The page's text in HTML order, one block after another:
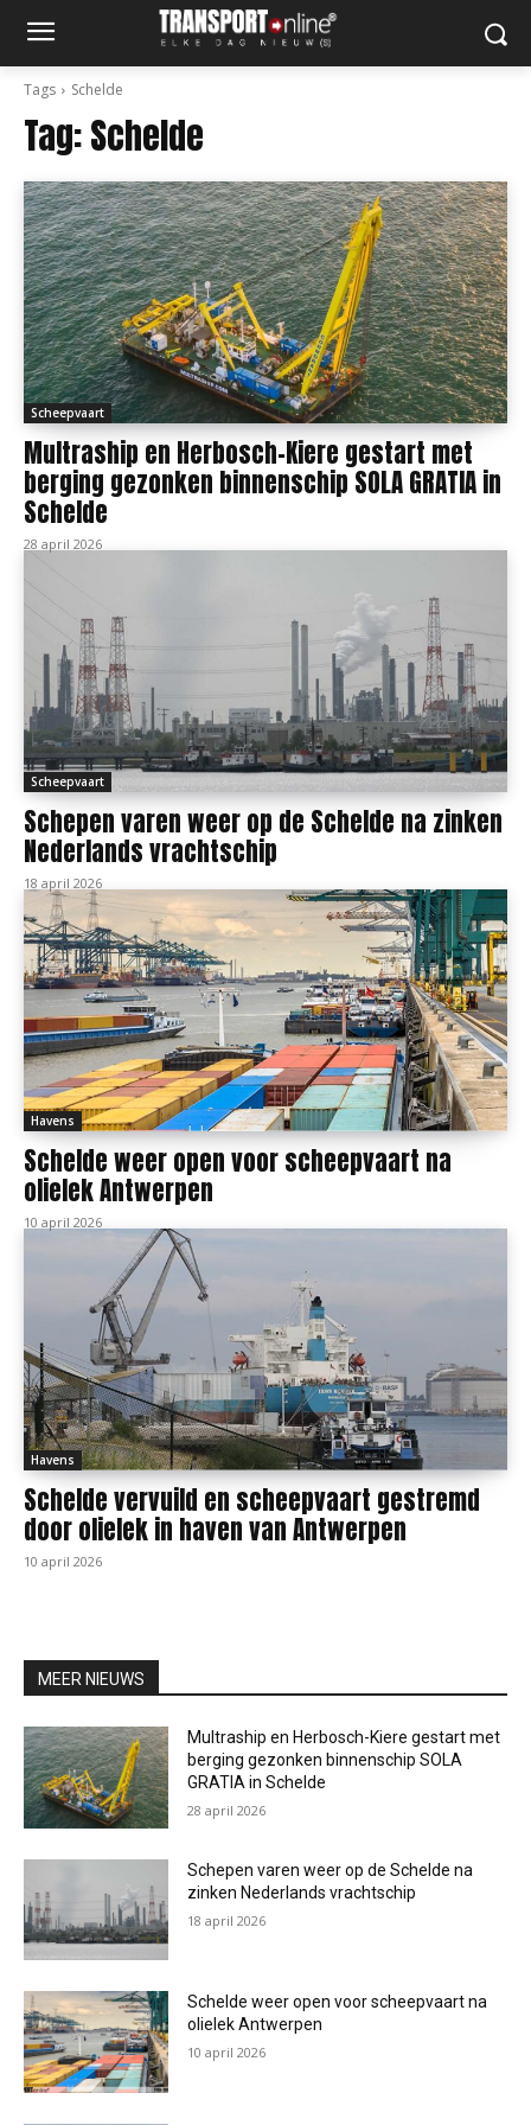
Tags Schelde
Tag:Schelde
Scheepvaart
Multraship en Herbosch-Kiere gestart met
berging gezonken binnenschip SOLA GRATIA in
Schelde
28 april 2026
Scheepvaart
Schepen varen weer op de Schelde na zinken
Nederlands vrachtschip
18 april 2026
Havens
Schelde weer open voor scheepvaart na
olielek Antwerpen
10 april 2026
Havens
Schelde vervuild en scheepvaart gestremd
door olielek in haven van Antwerpen
10 april 2026
MEER NIEUWS
Multraship en Herbosch-Kiere gestart met
berging gezonken binnenschip SOLA
GRATIA in Schelde
28 april 2026
Schepen varen weer op de Schelde na
zinken Nederlands vrachtschip
18 april 2026
Schelde weer open voor scheepvaart na
olielek Antwerpen
10 april 2026